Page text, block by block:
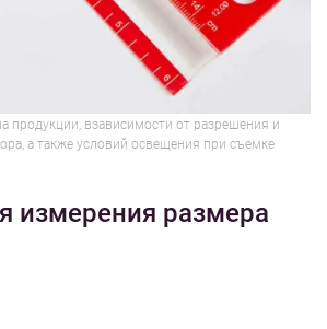
1/2
продукции, взависимости от разрешения и
а также условий освещения при съемке
измерения размера